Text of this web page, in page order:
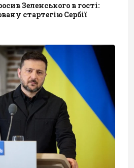
Зеленського в гості:
стартегію Сербії